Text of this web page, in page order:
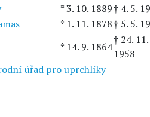
* 3. 10. 1889† 4. 5.
* 1. 11. 1878† 5. 5.
* 14. 9. 1864
† 24. 11.
1958
úřad pro uprchlíky